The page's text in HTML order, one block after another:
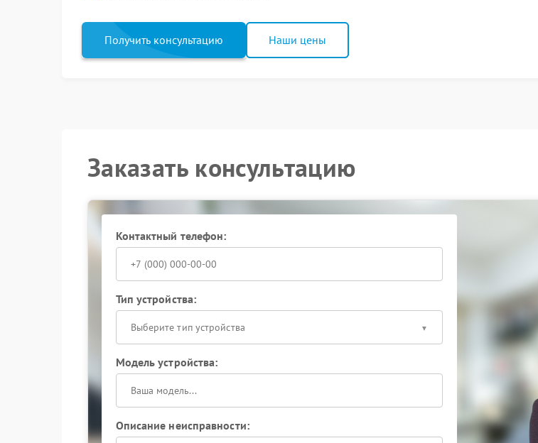
Получить консультацию Наши цены
Заказать консультацию
Контактный телефон:
Тип устройства:
Выберите тип устройства
Модель устройства:
Описание неисправности: